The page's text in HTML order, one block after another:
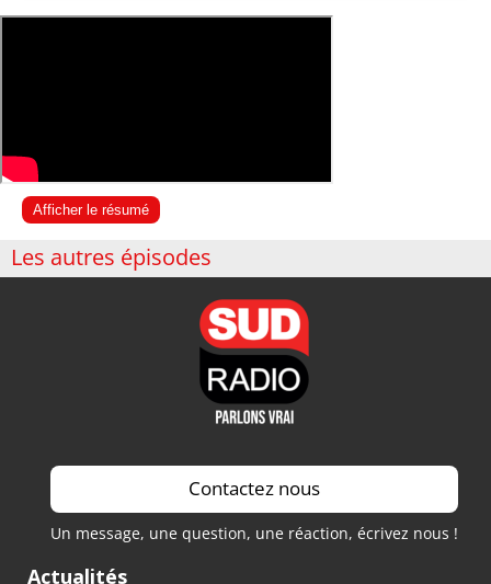
Afficher le résumé
Les autres épisodes
Contactez nous
Un message, une question, une réaction, écrivez nous !
Actualités